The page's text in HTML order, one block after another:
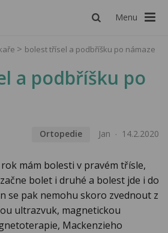
Menu
bolest třísel a podbříšku po námaze
a podbříšku po
Ortopedie Jan 14.2.2020
mám bolesti v pravém třísle,
bolet i druhé a bolest jde i do
se pak nemohu skoro zvednout z
ultrazvuk, magnetickou
Mackenzieho